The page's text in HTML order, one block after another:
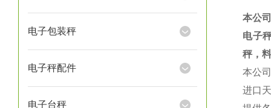
电子包装秤
电子秤配件
电子台秤
本公
电子
秤，
本公
进口